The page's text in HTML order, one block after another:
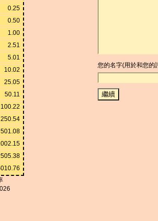
0.25
0.50
1.00
2.51
5.01
10.02
25.05
50.11
100.22
250.54
501.08
您的名字(用於和您的